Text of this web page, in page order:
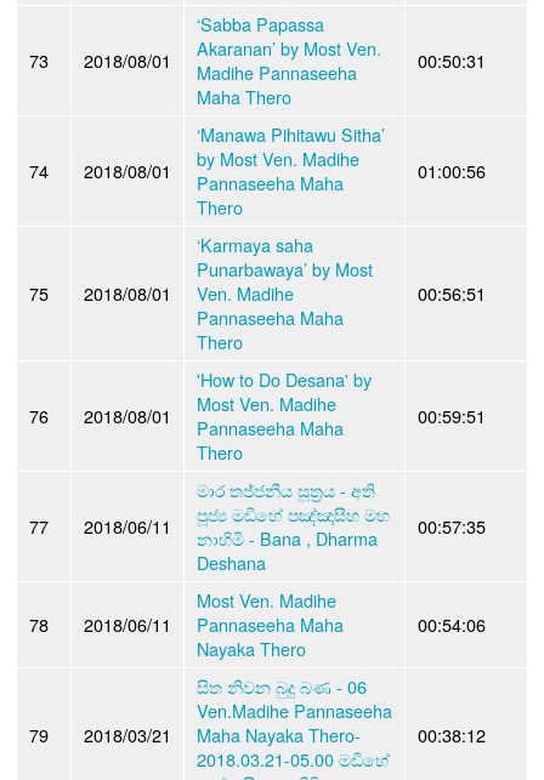
73 2018/08/01
‘Sabba Papassa
Akaranan’ by Most Ven.
Madihe Pannaseeha
Maha Thero
00:50:31
74 2018/08/01
‘Manawa Pihitawu Sitha’
by Most Ven. Madihe
Pannaseeha Maha
Thero
01:00:56
75 2018/08/01
‘Karmaya saha
Punarbawaya’ by Most
Ven. Madihe
Pannaseeha Maha
Thero
00:56:51
76 2018/08/01
'How to Do Desana' by
Most Ven. Madihe
Pannaseeha Maha
Thero
00:59:51
77 2018/06/11
මාර තජ්ජනීය සූත්‍රය - අති
පූජ්‍ය මඩිහේ පඤ්ඤාසීහ මහ
නාහිමි - Bana , Dharma
Deshana
00:57:35
78 2018/06/11
Most Ven. Madihe
Pannaseeha Maha
Nayaka Thero
00:54:06
79 2018/03/21
සිත නිවන බුදු බණ - 06
Ven.Madihe Pannaseeha
Maha Nayaka Thero-
2018.03.21-05.00 මඩිහේ
00:38:12